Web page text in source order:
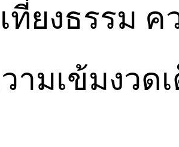
ที่ยงธรรม
ามเข้มงวด